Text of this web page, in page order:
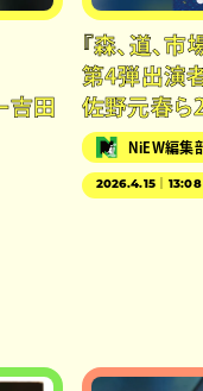
吉田
『森、道、市
第4弾出演
佐野元春ら
NiEW編集
2026.4.15｜13:08